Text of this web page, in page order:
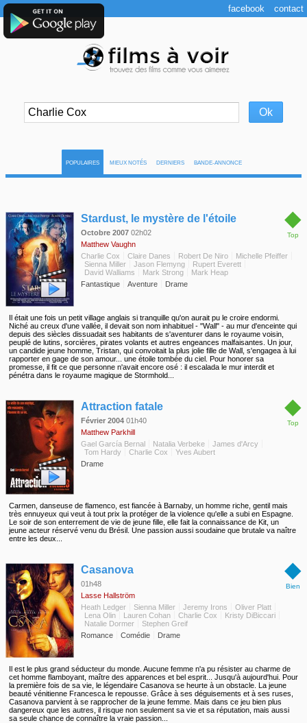
POPULAIRES MIEUX NOTÉS DERNIERS BANDE-ANNONCE
◆
Top
Stardust, le mystère de l'étoile
Octobre 2007 02h02
Matthew Vaughn
Charlie Cox
Claire Danes Robert De Niro
Michelle Pfeiffer
Sienna Miller
Jason Flemyng
Rupert Everett
David Walliams
Mark Strong
Mark Heap
Fantastique
Aventure Drame
Il était une fois un petit village anglais si tranquille qu'on aurait pu le croire endormi.
Niché au creux d'une vallée, il devait son nom inhabituel - "Wall" - au mur d'enceinte qui
depuis des siècles dissuadait ses habitants de s'aventurer dans le royaume voisin,
peuplé de lutins, sorcières, pirates volants et autres engeances malfaisantes. Un jour,
un candide jeune homme, Tristan, qui convoitait la plus jolie fille de Wall, s'engagea à lui
rapporter en gage de son amour... une étoile tombée du ciel. Pour honorer sa
promesse, il fit ce que personne n'avait encore osé : il escalada le mur interdit et
pénétra dans le royaume magique de Stormhold...
◆
Top
Attraction fatale
Février 2004 01h40
Matthew Parkhill
Gael García Bernal
Natalia Verbeke
James d'Arcy
Tom Hardy
Charlie Cox
Yves Aubert
Drame
Carmen, danseuse de flamenco, est fiancée à Barnaby, un homme riche, gentil mais
très ennuyeux qui veut à tout prix la protéger de la violence qu'elle a subi en Espagne.
Le soir de son enterrement de vie de jeune fille, elle fait la connaissance de Kit, un
jeune acteur réservé venu du Brésil. Une passion aussi soudaine que brutale va naître
entre les deux...
◆
Bien
Casanova
01h48
Lasse Hallström
Heath Ledger
Sienna Miller Jeremy Irons
Oliver Platt
Lena Olin
Lauren Cohan Charlie Cox
Kristy DiBiccari
Natalie Dormer
Stephen Greif
Romance
Comédie Drame
Il est le plus grand séducteur du monde. Aucune femme n'a pu résister au charme de
cet homme flamboyant, maître des apparences et bel esprit... Jusqu'à aujourd'hui. Pour
la première fois de sa vie, le légendaire Casanova se heurte à un obstacle. La jeune
beauté vénitienne Francesca le repousse. Grâce à ses déguisements et à ses ruses,
Casanova parvient à se rapprocher de la jeune femme. Mais dans ce jeu bien plus
dangereux que les autres, il risque non seulement sa vie et sa réputation, mais aussi
sa seule chance de connaître la vraie passion...
facebook contact